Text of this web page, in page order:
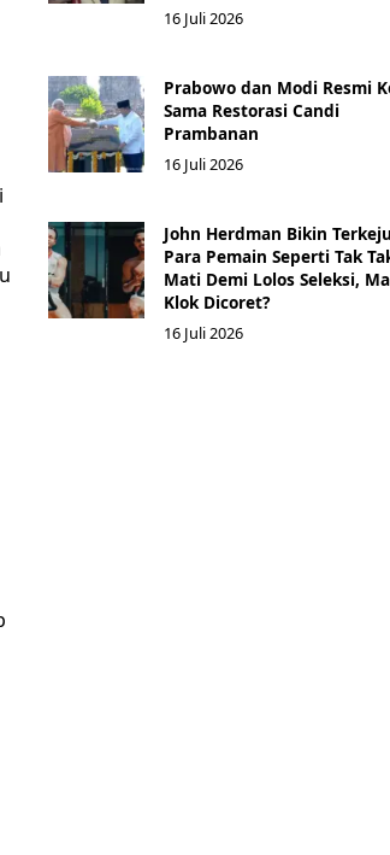
16 Juli 2026
Prabowo dan Modi Resmi
Sama Restorasi Candi
Prambanan
16 Juli 2026
John Herdman Bikin
Para Pemain Seperti Tak
Mati Demi Lolos Seleksi,
Klok Dicoret?
16 Juli 2026